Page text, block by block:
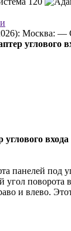
Москва: —
углового
панелей под
поворота
и влево.